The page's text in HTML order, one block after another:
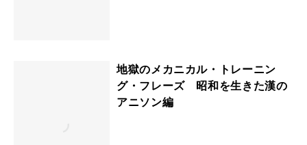
地獄のメカニカル・トレーニン
グ・フレーズ 昭和を生きた漢の
アニソン編